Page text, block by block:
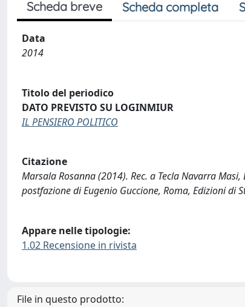
Scheda breve Scheda completa
Data
2014
Titolo del periodico
DATO PREVISTO SU LOGINMIUR
IL PENSIERO POLITICO
Citazione
Marsala Rosanna (2014). Rec. a Tecla Navarra
postfazione di Eugenio Guccione, Roma, Edizioni di
Appare nelle tipologie:
1.02 Recensione in rivista
File in questo prodotto: